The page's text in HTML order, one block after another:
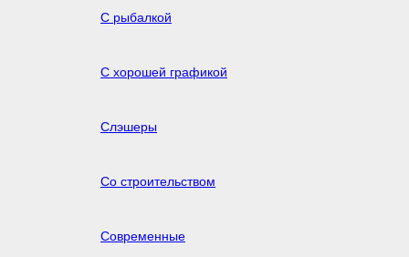
С рыбалкой
С хорошей графикой
Слэшеры
Со строительством
Современные